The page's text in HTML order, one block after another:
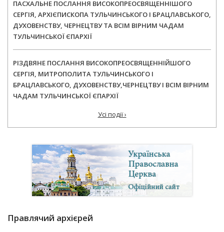
ПАСХАЛЬНЕ ПОСЛАННЯ ВИСОКОПРЕОСВЯЩЕННІШОГО
СЕРГІЯ, АРХІЄПИСКОПА ТУЛЬЧИНСЬКОГО І БРАЦЛАВСЬКОГО,
ДУХОВЕНСТВУ, ЧЕРНЕЦТВУ ТА ВСІМ ВІРНИМ ЧАДАМ
ТУЛЬЧИНСЬКОЇ ЄПАРХІЇ
РІЗДВЯНЕ ПОСЛАННЯ ВИСОКОПРЕОСВЯЩЕННІЙШОГО
СЕРГІЯ, МИТРОПОЛИТА ТУЛЬЧИНСЬКОГО І
БРАЦЛАВСЬКОГО, ДУХОВЕНСТВУ,ЧЕРНЕЦТВУ І ВСІМ ВІРНИМ
ЧАДАМ ТУЛЬЧИНСЬКОЇ ЄПАРХІЇ
Усі події ›
Правлячий архієрей